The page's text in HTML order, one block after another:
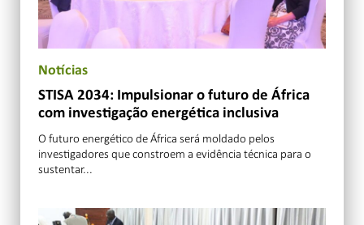
Notícias
STISA 2034: Impulsionar o futuro de África
com investigação energética inclusiva
O futuro energético de África será moldado pelos
investigadores que constroem a evidência técnica para o
sustentar...